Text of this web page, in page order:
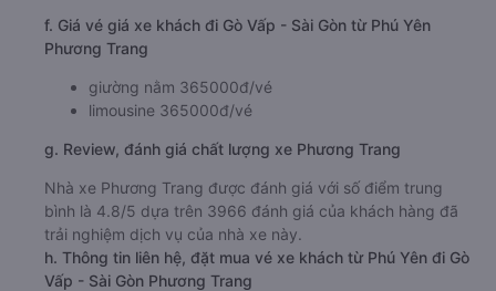
f. Giá vé giá xe khách đi Gò Vấp - Sài Gòn từ Phú Yên
Phương Trang
giường nằm 365000đ/vé
limousine 365000đ/vé
g. Review, đánh giá chất lượng xe Phương Trang
Nhà xe Phương Trang được đánh giá với số điểm trung
bình là 4.8/5 dựa trên 3966 đánh giá của khách hàng đã
trải nghiệm dịch vụ của nhà xe này.
h. Thông tin liên hệ, đặt mua vé xe khách từ Phú Yên đi Gò
Vấp - Sài Gòn Phương Trang